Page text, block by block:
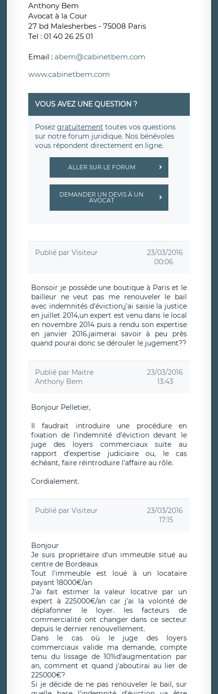
Anthony Bem
Avocat à la Cour
27 bd Malesherbes - 75008 Paris
Tel : 01 40 26 25 01
Email : abem@cabinetbem.com
www.cabinetbem.com
VOUS AVEZ UNE QUESTION ?
Posez gratuitement toutes vos questions
sur notre forum juridique. Nos bénévoles
vous répondent directement en ligne.
ALLER SUR LE FORUM
DEMANDER UN DEVIS À UN
AVOCAT
Publié par Visiteur
23/03/2016
00:06
Bonsoir je possède une boutique à Paris et le
bailleur ne veut pas me renouveler le bail
avec indemnités d'éviction,j'ai saisie la justice
en juillet 2014,un expert est venu dans le local
en novembre 2014 puis a rendu son expertise
en janvier 2016.jaimerai savoir à peu près
quand pourai donc se dérouler le jugement??
Publié par Maitre
Anthony Bem
23/03/2016
13:43
Bonjour Pelletier,
Il faudrait introduire une procédure en
fixation de l'indemnité d'éviction devant le
juge des loyers commerciaux suite au
rapport d'expertise judiciaire ou, le cas
échéant, faire réintroduire l'affaire au rôle.
Cordialement.
Publié par Visiteur
23/03/2016
17:15
Bonjour
Je suis propriétaire d'un immeuble situé au
centre de Bordeaux
Tout l'immeuble est loué à un locataire
payant 18000€/an
J'ai fait estimer la valeur locative par un
expert à 225000€/an car j'ai la volonté de
déplafonner le loyer. les facteurs de
commercialité ont changer dans ce secteur
depuis le dernier renouvellement.
Dans le cas où le juge des loyers
commerciaux valide ma demande, compte
tenu du lissage de 10%d'augmentation par
an, comment et quand j'aboutirai au lier de
225000€?
Si je décide de ne pas renouveler le bail, sur